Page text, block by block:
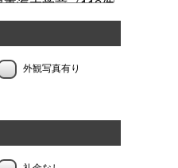
外観写真有り